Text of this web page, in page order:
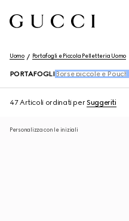
Uomo Portafogli e Piccola Pelletteria Uomo
PORTAFOGLI Borse piccole e Pouch
47 Articoli ordinati perSuggeriti
Personalizza con le iniziali